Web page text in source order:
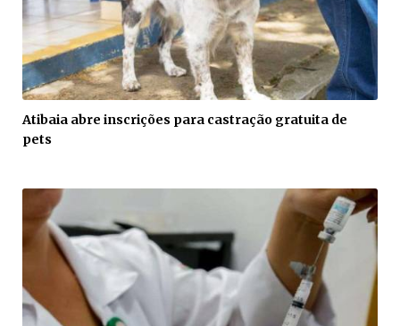
Atibaia abre inscrições para castração gratuita de
pets